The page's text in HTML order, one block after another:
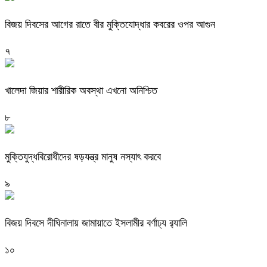
বিজয় দিবসের আগের রাতে বীর মুক্তিযোদ্ধার কবরের ওপর আগুন
৭
খালেদা জিয়ার শারীরিক অবস্থা এখনো অনিশ্চিত
৮
মুক্তিযুদ্ধবিরোধীদের ষড়যন্ত্র মানুষ নস্যাৎ করবে
৯
বিজয় দিবসে দীঘিনালায় জামায়াতে ইসলামীর বর্ণাঢ্য র‍্যালি
১০